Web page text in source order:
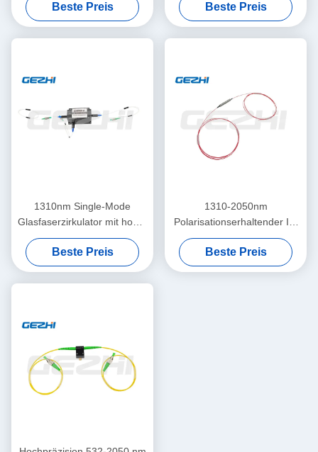
das für Faser-Verstärker
basiert wird
Beste Preis Beste Preis
1310nm Single-Mode
Glasfaserzirkulator mit hoher
Isolierung für die
bidirektionale
Signalübertragung
Beste Preis
1310-2050nm
Polarisationserhaltender In-
Line-Isolator mit hoher
Isolation und geringem
Einfügungsverlust für
Beste Preis